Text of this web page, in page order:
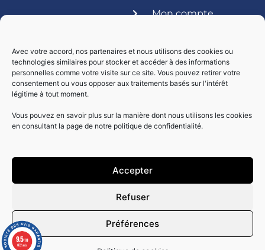
Avec votre accord, nos partenaires et nous utilisons des cookies ou
technologies similaires pour stocker et accéder à des informations
personnelles comme votre visite sur ce site. Vous pouvez retirer votre
consentement ou vous opposer aux traitements basés sur l'intérêt
légitime à tout moment.
Vous pouvez en savoir plus sur la manière dont nous utilisons les cookies
en consultant la page de notre politique de confidentialité.
Accepter
Refuser
Préférences
Produits ateliers
Mon compte
Livraisons par :
Paiement sécurisé
9.5/10
602 avis